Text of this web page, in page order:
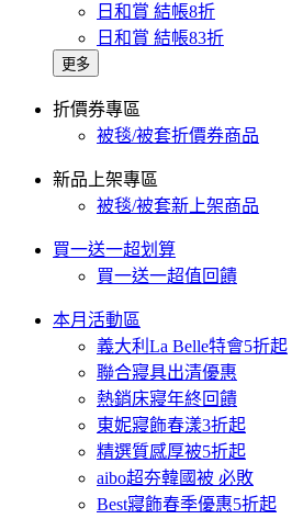
日和賞 結帳8折
日和賞 結帳83折
更多
折價券專區
被毯/被套折價券商品
新品上架專區
被毯/被套新上架商品
買一送一超划算
買一送一超值回饋
本月活動區
義大利La Belle特會5折起
聯合寢具出清優惠
熱銷床寢年終回饋
東妮寢飾春漾3折起
精選質感厚被5折起
aibo超夯韓國被 必敗
Best寢飾春季優惠5折起